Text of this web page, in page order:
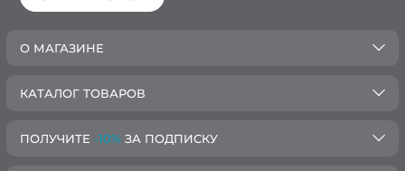
О МАГАЗИНЕ
КАТАЛОГ ТОВАРОВ
ПОЛУЧИТЕ -10% ЗА ПОДПИСКУ